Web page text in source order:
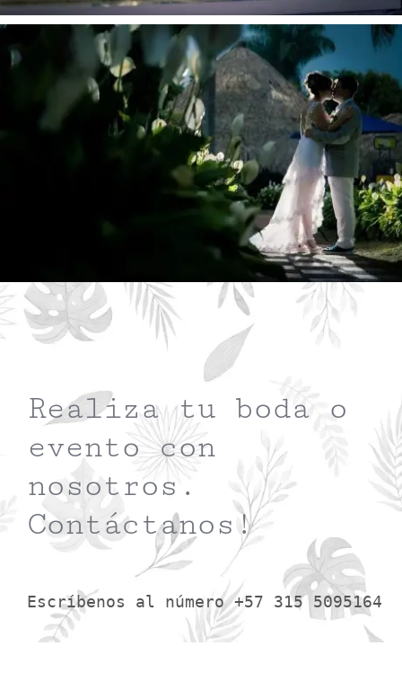
Realiza tu boda o
evento con
nosotros.
Contáctanos!
Escríbenos al número +57 315 5095164